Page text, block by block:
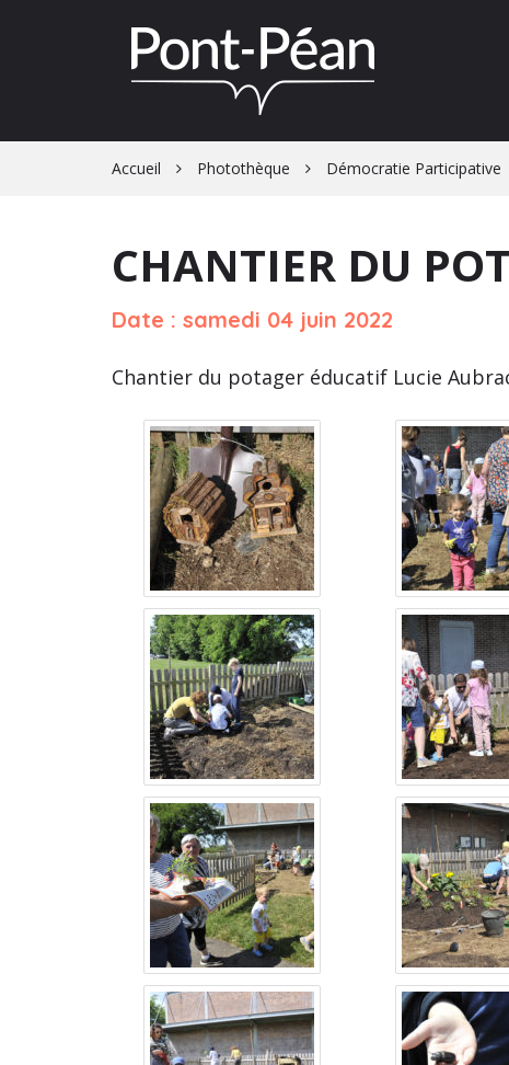
Accueil Photothèque Démocratie Participative
CHANTIER DU
Date : samedi 04 juin 2022
Chantier du potager éducatif Lucie